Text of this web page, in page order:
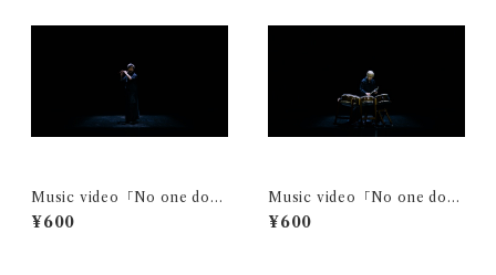
Music video「No one doe
s」固定視点映像(Hikaru)
¥600
Music video「No one doe
s」固定視点映像 (Meme)
¥600